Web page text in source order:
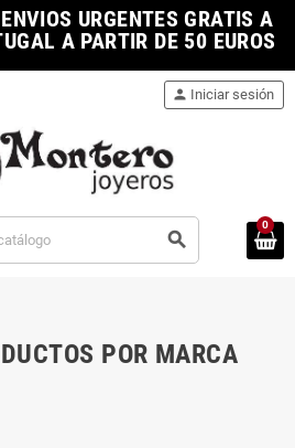
URGENTES GRATIS A
A PARTIR DE 50 EUROS
search
person Iniciar sesión
0
POR MARCA